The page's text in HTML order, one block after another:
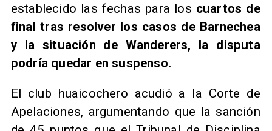
establecido las fechas para los cuartos de
final tras resolver los casos de Barnechea
y la situación de Wanderers, la disputa
podría quedar en suspenso.
El club huaicochero acudió a la Corte de
Apelaciones, argumentando que la sanción